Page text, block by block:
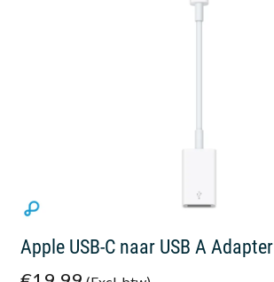
Apple USB-C naar USB A Adapter